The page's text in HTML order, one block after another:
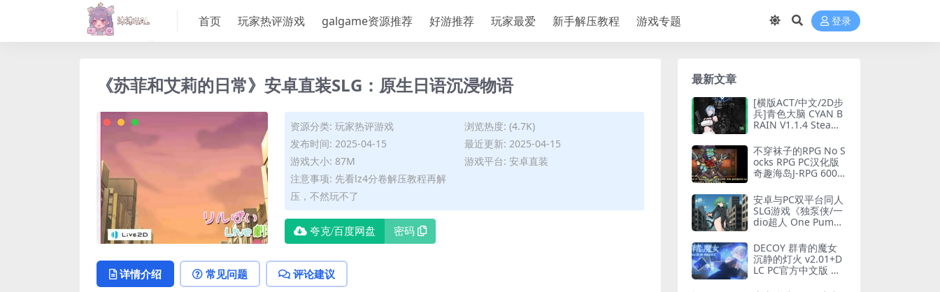
首页 玩家热评游戏 galgame资源推荐 好游推荐 玩家最爱 新手解压教程 游戏专题 登录
《苏菲和艾莉的日常》安卓直装SLG：原生日语沉浸物语
资源分类: 玩家热评游戏
浏览热度: (4.7K)
发布时间: 2025-04-15
最近更新: 2025-04-15
游戏大小: 87M
游戏平台: 安卓直装
注意事项: 先看lz4分卷解压教程再解
压，不然玩不了
夸克/百度网盘 密码
详情介绍 常见问题 评论建议
最新文章
[横版ACT/中文/2D步
兵]青色大脑 CYAN B
RAIN V1.1.4 Steam
档 [1.6G/更新/全CV]
不穿袜子的RPG No S
ocks RPG PC汉化版
奇趣海岛J-RPG 600M
安卓与PC双平台同人
SLG游戏《独泵侠/一
dio超人 One Pump
中文版（汉化/同人/
步兵/450M）
DECOY 群青的魔女
沉静的灯火 v2.01+D
LC PC官方中文版 横